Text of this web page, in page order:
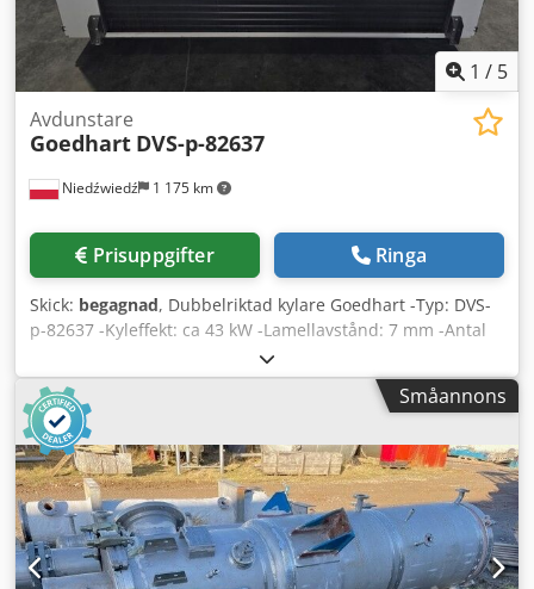
1 / 5
Niedźwiedź 1 175 km
Avdunstare
Goedhart DVS-p-82637
Prisuppgifter Ringa
Skick: begagnad, Dubbelriktad kylare Goedhart -Typ: DVS-
p-82637 -Kyleffekt: ca 43 kW -Lamellavstånd: 7 mm -Antal
fläktar: 2 x 630 mm -Utrustningsmått: 2600 x 1820 x 750
mm -Volym: 76 l Credoy Ifb Nopfx Ahajf -Vikt: 470 kg -
Lagerstatus: 1 styck -Lagernummer: CH 604 -Skick:
begagnad, mycket bra skick, kylare 100% tät, fläktar
fungerar, redo för användning
Småannons